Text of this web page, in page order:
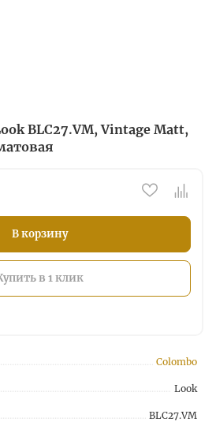
BLC27.VM, Vintage Matt,
В корзину
в 1 клик
Colombo
Look
BLC27.VM